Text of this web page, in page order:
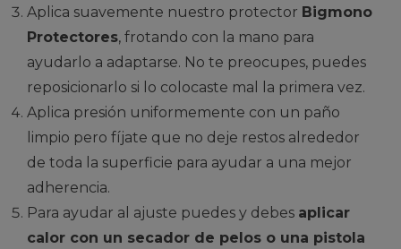
Aplica suavemente nuestro protector Bigmono
Protectores, frotando con la mano para
ayudarlo a adaptarse. No te preocupes, puedes
reposicionarlo si lo colocaste mal la primera vez.
Aplica presión uniformemente con un paño
limpio pero fíjate que no deje restos alrededor
de toda la superficie para ayudar a una mejor
adherencia.
Para ayudar al ajuste puedes y debes aplicar
calor con un secador de pelos o una pistola